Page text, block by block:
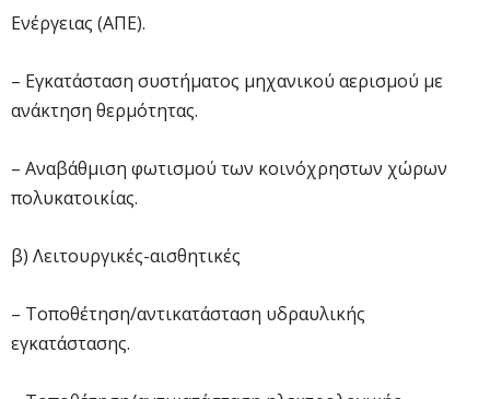
Ενέργειας (ΑΠΕ).
– Εγκατάσταση συστήματος μηχανικού αερισμού με
ανάκτηση θερμότητας.
– Αναβάθμιση φωτισμού των κοινόχρηστων χώρων
πολυκατοικίας.
β) Λειτουργικές-αισθητικές
– Τοποθέτηση/αντικατάσταση υδραυλικής
εγκατάστασης.